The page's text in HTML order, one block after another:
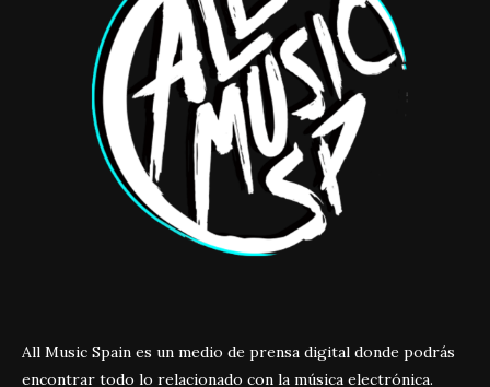
All Music Spain es un medio de prensa digital donde podrás
encontrar todo lo relacionado con la música electrónica.